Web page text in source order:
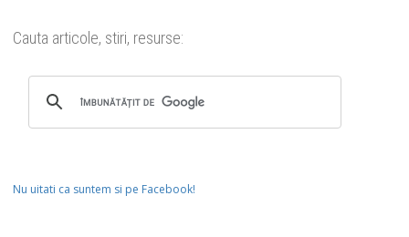
Cauta articole, stiri, resurse:
Nu uitati ca suntem si pe Facebook!